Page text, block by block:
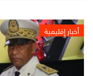
أخبار إقليمية